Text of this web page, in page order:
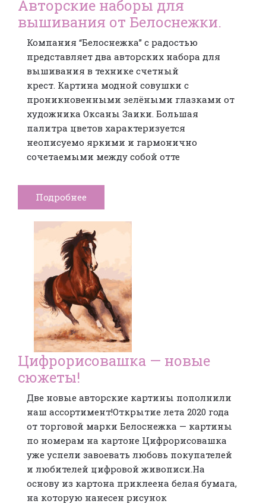
Авторские наборы для
вышивания от Белоснежки.
Компания “Белоснежка” с радостью
представляет два авторских набора для
вышивания в технике счетный
крест. Картина модной совушки с
проникновенными зелёными глазками от
художника Оксаны Заики. Большая
палитра цветов характеризуется
неописуемо яркими и гармонично
сочетаемыми между собой отте
Подробнее
Цифрорисовашка — новые
сюжеты!
Две новые авторские картины пополнили
наш ассортимент!Открытие лета 2020 года
от торговой марки Белоснежка — картины
по номерам на картоне Цифрорисовашка
уже успели завоевать любовь покупателей
и любителей цифровой живописи.На
основу из картона приклеена белая бумага,
на которую нанесен рисунок